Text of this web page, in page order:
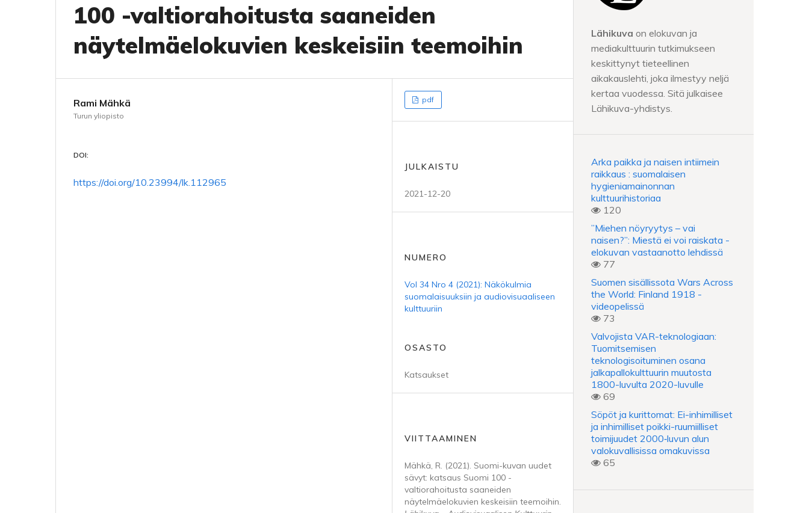
100 -valtiorahoitusta saaneiden
näytelmäelokuvien keskeisiin teemoihin
Rami Mähkä
Turun yliopisto
DOI:
https://doi.org/10.23994/lk.112965
pdf
JULKAISTU
2021-12-20
NUMERO
Vol 34 Nro 4 (2021): Näkökulmia
suomalaisuuksiin ja audiovisuaaliseen
kulttuuriin
OSASTO
Katsaukset
VIITTAAMINEN
Mähkä, R. (2021). Suomi-kuvan uudet
sävyt: katsaus Suomi 100 -
valtiorahoitusta saaneiden
näytelmäelokuvien keskeisiin teemoihin.
Lähikuva on elokuvan ja
mediakulttuurin tutkimukseen
keskittynyt tieteellinen
aikakauslehti, joka ilmestyy neljä
kertaa vuodessa. Sitä julkaisee
Lähikuva-yhdistys.
Arka paikka ja naisen intiimein
raikkaus : suomalaisen
hygieniamainonnan
kulttuurihistoriaa
120
”Miehen nöyryytys – vai
naisen?”: Miestä ei voi raiskata -
elokuvan vastaanotto lehdissä
77
Suomen sisällissota Wars Across
the World: Finland 1918 -
videopelissä
73
Valvojista VAR-teknologiaan:
Tuomitsemisen
teknologisoituminen osana
jalkapallokulttuurin muutosta
1800-luvulta 2020-luvulle
69
Söpöt ja kurittomat: Ei-inhimilliset
ja inhimilliset poikki-ruumiilliset
toimijuudet 2000‑luvun alun
valokuvallisissa omakuvissa
65